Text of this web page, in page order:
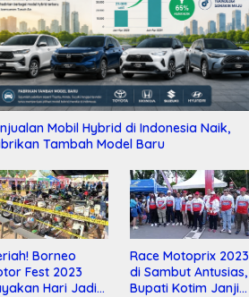
Mobil Hybrid di Indonesia Naik,
Tambah Model Baru
Borneo
Fest 2023
Hari Jadi
Race Motoprix 2023
di Sambut Antusias,
Bupati Kotim Janji